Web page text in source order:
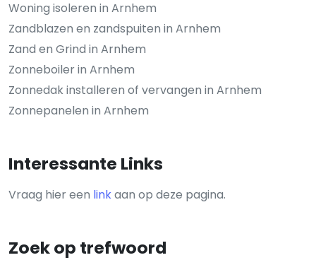
Woning isoleren in Arnhem
Zandblazen en zandspuiten in Arnhem
Zand en Grind in Arnhem
Zonneboiler in Arnhem
Zonnedak installeren of vervangen in Arnhem
Zonnepanelen in Arnhem
Interessante Links
Vraag hier een linkaan op deze pagina.
Zoek op trefwoord